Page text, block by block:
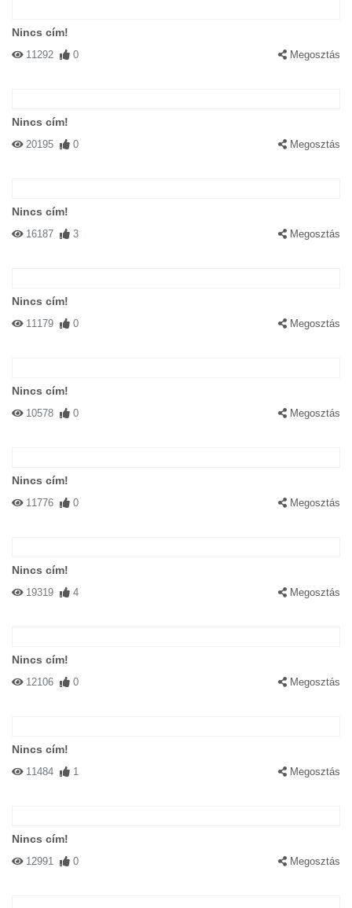
Nincs cím!
11292 0 Megosztás
Nincs cím!
20195 0 Megosztás
Nincs cím!
16187 3 Megosztás
Nincs cím!
11179 0 Megosztás
Nincs cím!
10578 0 Megosztás
Nincs cím!
11776 0 Megosztás
Nincs cím!
19319 4 Megosztás
Nincs cím!
12106 0 Megosztás
Nincs cím!
11484 1 Megosztás
Nincs cím!
12991 0 Megosztás